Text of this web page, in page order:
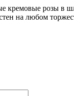
кремовые розы в
на любом